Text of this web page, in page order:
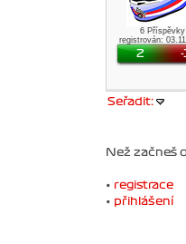
6 Příspěvky
registrován:
2 -
Seřadit:
Než začneš
• registrace
• přihlášení